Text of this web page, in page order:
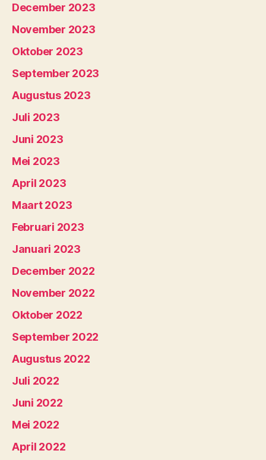
December 2023
November 2023
Oktober 2023
September 2023
Augustus 2023
Juli 2023
Juni 2023
Mei 2023
April 2023
Maart 2023
Februari 2023
Januari 2023
December 2022
November 2022
Oktober 2022
September 2022
Augustus 2022
Juli 2022
Juni 2022
Mei 2022
April 2022